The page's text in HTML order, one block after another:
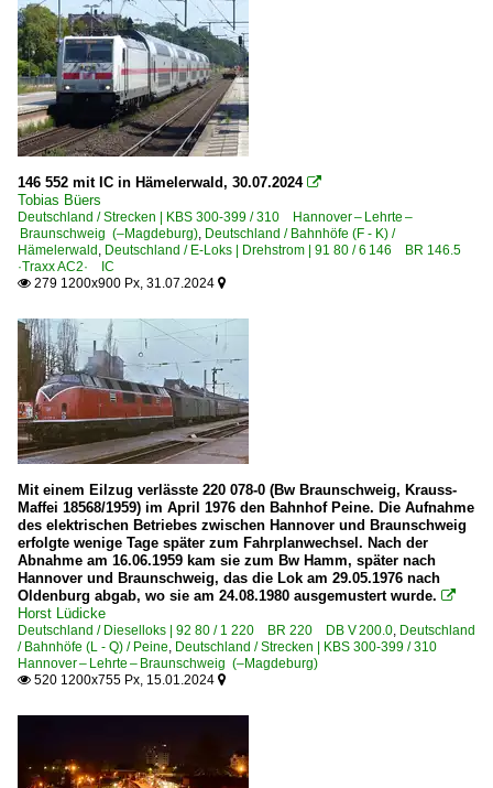
Muldental-Eisenbahnverkehrsgesellschaft mbH, Zwickau
Osthannoversche Eisenbahnen AG, Celle ·OHE·
PRESS Eisenbahn-Bau- und Betriebsgesellschaft
RailAdventure GmbH, München ·RADVE·
Railpool GmbH, München ·Rpool·
RheinCargo GmbH & Co. KG ·RHC·
RTB Cargo - Rurtalbahn Cargo GmbH, Düren ·RTBC·
Rurtalbahn GmbH, Düren ·RTB· PV, [P]
SBB Cargo Deutschland GmbH, Duisburg
Verkehrsbetriebe Peine-Salzgitter GmbH ·VPS·
Unternehmen | historisch
Captrain - Teutoburger Wald-Eisenbahn, Gütersloh
DB Regio AG - RB Niedersachsen/Bremen bis 2015
DB Schenker Rail Deutschland AG, Mainz bis 03.2016
MRCE Dispolok GmbH, München ·DISPO· bis 10.2023
Veolia Cargo Deutschland GmbH ·VCD· bis 12.2009
Zweikraftloks | Zweikrafthybridloks | 90 80
2 249 BR 249 ·Vectron Dual Mode Light·
Frankreich
E-Loks | Mehrsystem
146 552 mit IC in Hämelerwald, 30.07.2024 
Tobias Büers
Deutschland / Strecken | KBS 300-399 / 310 Hannover – Lehrte –
Braunschweig (–Magdeburg), Deutschland / Bahnhöfe (F - K) /
Hämelerwald , Deutschland / E-Loks | Drehstrom | 91 80 / 6 146 BR 146.5
·Traxx AC2· IC
 279 1200x900 Px, 31.07.2024 
Mit einem Eilzug verlässte 220 078-0 (Bw Braunschweig, Krauss-
Maffei 18568/1959) im April 1976 den Bahnhof Peine. Die Aufnahme
des elektrischen Betriebes zwischen Hannover und Braunschweig
erfolgte wenige Tage später zum Fahrplanwechsel. Nach der
Abnahme am 16.06.1959 kam sie zum Bw Hamm, später nach
Hannover und Braunschweig, das die Lok am 29.05.1976 nach
Oldenburg abgab, wo sie am 24.08.1980 ausgemustert wurde. 
Horst Lüdicke
Deutschland / Dieselloks | 92 80 / 1 220 BR 220 DB V 200.0, Deutschland
/ Bahnhöfe (L - Q) / Peine, Deutschland / Strecken | KBS 300-399 / 310
Hannover – Lehrte – Braunschweig (–Magdeburg)
 520 1200x755 Px, 15.01.2024 